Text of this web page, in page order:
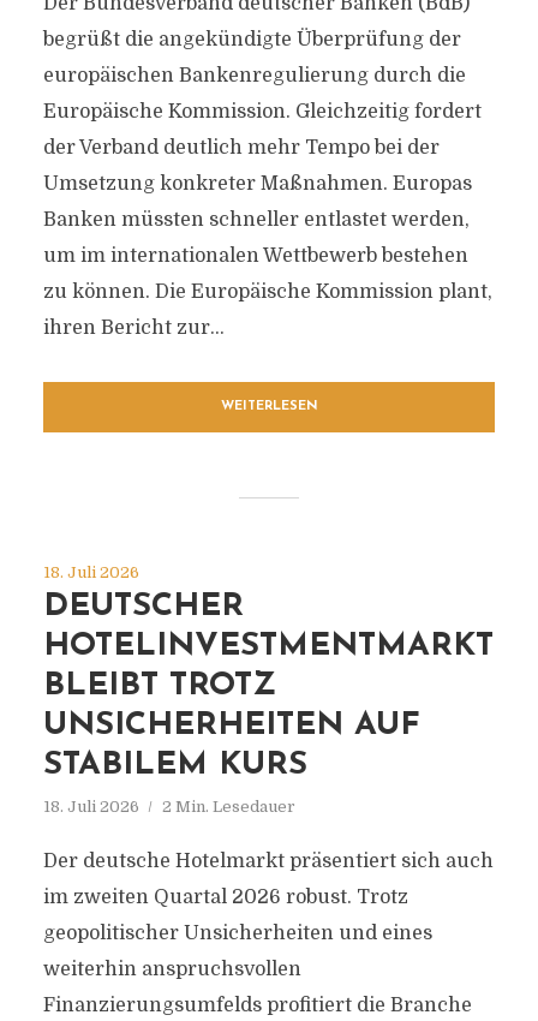
begrüßt die angekündigte Überprüfung der
europäischen Bankenregulierung durch die
Europäische Kommission. Gleichzeitig fordert
der Verband deutlich mehr Tempo bei der
Umsetzung konkreter Maßnahmen. Europas
Banken müssten schneller entlastet werden,
um im internationalen Wettbewerb bestehen
zu können. Die Europäische Kommission plant,
ihren Bericht zur...
WEITERLESEN
18. Juli 2026
DEUTSCHER
HOTELINVESTMENTMARKT
BLEIBT TROTZ
UNSICHERHEITEN AUF
STABILEM KURS
18. Juli 2026 2 Min. Lesedauer
Der deutsche Hotelmarkt präsentiert sich auch
im zweiten Quartal 2026 robust. Trotz
geopolitischer Unsicherheiten und eines
weiterhin anspruchsvollen
Finanzierungsumfelds profitiert die Branche